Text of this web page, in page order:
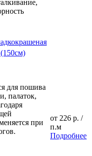
для пошива
палаток,
при
от 226 р. /
п.м
Подробнее